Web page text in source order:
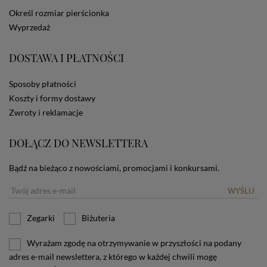
dotyczących cookies oznacza, że będą one
zamieszczane w urządzeniu końcowym każdego
użytkownika. Jeżeli użytkownik nie wyraża zgody na
ustawienia swojej przeglądarki.
Określ rozmiar pierścionka
Wyprzedaż
DOSTAWA I PŁATNOŚCI
Sposoby płatności
Koszty i formy dostawy
Zwroty i reklamacje
DOŁĄCZ DO NEWSLETTERA
Bądź na bieżąco z nowościami, promocjami i konkursami.
WYŚLIJ
Zegarki Biżuteria
Wyrażam zgodę na otrzymywanie w przyszłości na podany
adres e-mail newslettera, z którego w każdej chwili mogę